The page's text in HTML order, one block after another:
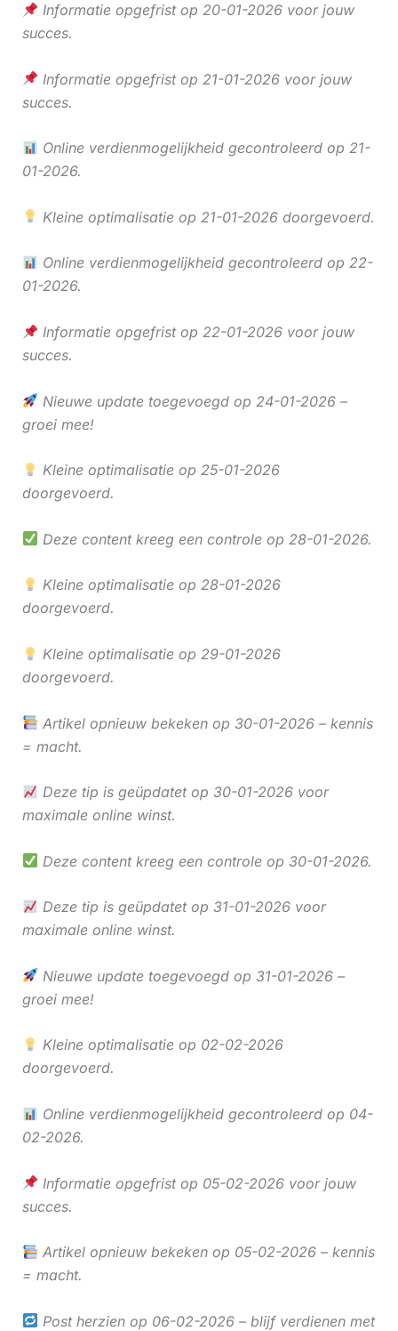
Informatie opgefrist op 20-01-2026 voor jouw
succes.
Informatie opgefrist op 21-01-2026 voor jouw
succes.
Online verdienmogelijkheid gecontroleerd op 21-
01-2026.
Kleine optimalisatie op 21-01-2026 doorgevoerd.
Online verdienmogelijkheid gecontroleerd op 22-
01-2026.
Informatie opgefrist op 22-01-2026 voor jouw
succes.
Nieuwe update toegevoegd op 24-01-2026 –
groei mee!
Kleine optimalisatie op 25-01-2026
doorgevoerd.
Deze content kreeg een controle op 28-01-2026.
Kleine optimalisatie op 28-01-2026
doorgevoerd.
Kleine optimalisatie op 29-01-2026
doorgevoerd.
Artikel opnieuw bekeken op 30-01-2026 – kennis
= macht.
Deze tip is geüpdatet op 30-01-2026 voor
maximale online winst.
Deze content kreeg een controle op 30-01-2026.
Deze tip is geüpdatet op 31-01-2026 voor
maximale online winst.
Nieuwe update toegevoegd op 31-01-2026 –
groei mee!
Kleine optimalisatie op 02-02-2026
doorgevoerd.
Online verdienmogelijkheid gecontroleerd op 04-
02-2026.
Informatie opgefrist op 05-02-2026 voor jouw
succes.
Artikel opnieuw bekeken op 05-02-2026 – kennis
= macht.
Post herzien op 06-02-2026 – blijf verdienen met